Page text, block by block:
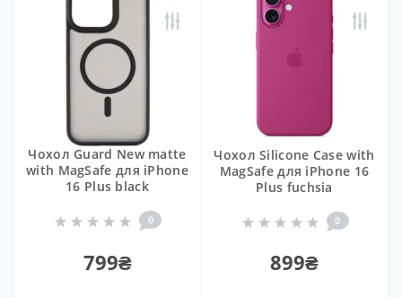
Чохол Guard New matte
with MagSafe для iPhone
16 Plus black
0
799₴
Чохол Silicone Case with
MagSafe для iPhone 16
Plus fuchsia
0
899₴